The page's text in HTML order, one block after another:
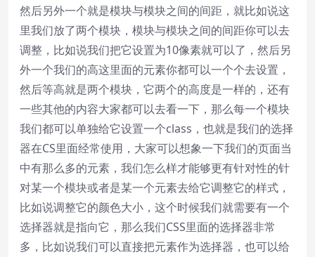
然后另外一个就是模块与模块之间的间距，就比如说这
里我们放了两个模块，模块与模块之间的间距你可以去
调整，比如说我们把它设置为10像素就可以了，然后另
外一个我们的高这里面的元素你都可以一个个去设置，
然后等高就是两个模块，它两个的高度是一样的，还有
一些其他的内容大家都可以去看一下，那么每一个模块
我们都可以单独给它设置一个class，也就是我们的选择
器在CS里面经常使用，大家可以想象一下我们的页面当
中有那么多的元素，我们怎么样才能够更有针对性的针
对某一个模块或者是某一个元素去给它调整它的样式，
比如说调整它的颜色大小，这个时候我们就需要有一个
选择器就是指向它，那么我们CSS里面的选择器非常
多，比如说我们可以直接把元素作为选择器，也可以给